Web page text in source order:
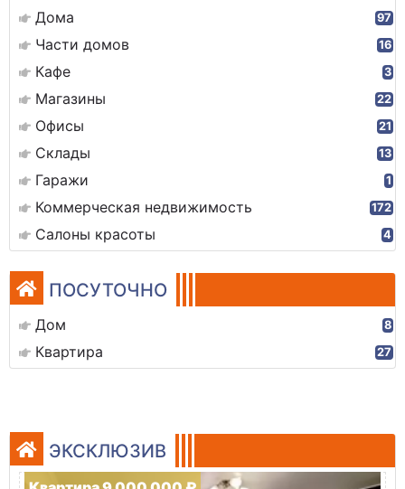
Дома 97
Части домов 16
Кафе 3
Магазины 22
Офисы 21
Склады 13
Гаражи 1
Коммерческая недвижимость 172
Салоны красоты 4
ПОСУТОЧНО
Дом 8
Квартира 27
ЭКСКЛЮЗИВ